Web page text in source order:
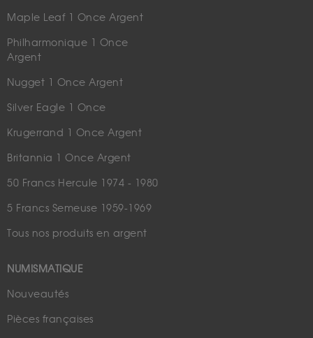
Maple Leaf 1 Once Argent
Philharmonique 1 Once
Argent
Nugget 1 Once Argent
Silver Eagle 1 Once
Krugerrand 1 Once Argent
Britannia 1 Once Argent
50 Francs Hercule 1974 - 1980
5 Francs Semeuse 1959-1969
Tous nos produits en argent
NUMISMATIQUE
Nouveautés
Pièces françaises